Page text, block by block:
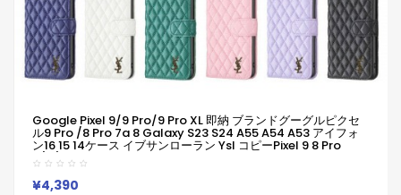
Google Pixel 9/9 Pro/9 Pro XL 即納 ブランドグーグルピクセ
ル9 Pro /8 Pro 7a 8 Galaxy S23 S24 A55 A54 A53 アイフォ
ン16 15 14ケース イブサンローラン Ysl コピーPixel 9 8 Pro
6/7/6a Xperia 1v 10viケース イブサンローラン Ysl Google
Pixel 6 7 8 8 Pro 9aケースギャラクシーS25 S24 S23 S22
S20+ Ultraケース
¥4,390